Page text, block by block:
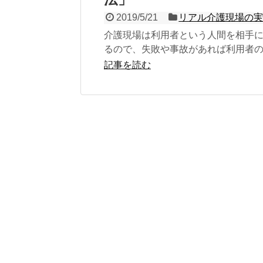
2019/5/21
リアル介護現場の
介護現場は利用者という人間を相手
るので、失敗や事故があれば利用者
関わりかねません。 事故があればそ
記事を読む